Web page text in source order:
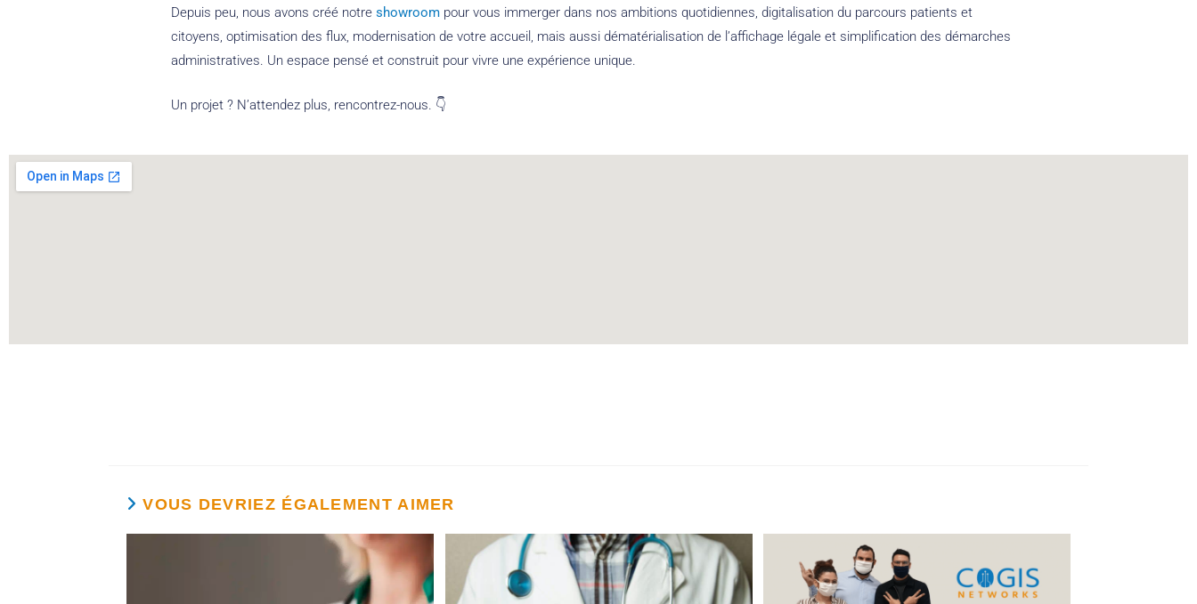
Depuis peu, nous avons créé notre showroom pour vous immerger dans nos ambitions quotidiennes, digitalisation du parcours patients et
citoyens, optimisation des flux, modernisation de votre accueil, mais aussi dématérialisation de l’affichage légale et simplification des démarches
administratives. Un espace pensé et construit pour vivre une expérience unique.
Un projet ? N’attendez plus, rencontrez-nous. 👇
VOUS DEVRIEZ ÉGALEMENT AIMER